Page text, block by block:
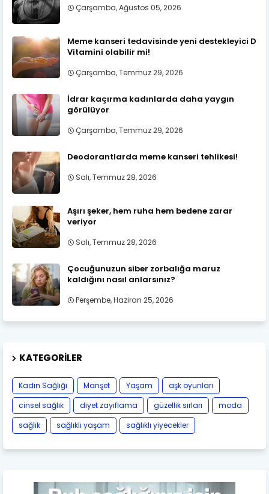
Çarşamba, Ağustos 05, 2026
Meme kanseri tedavisinde yeni destekleyici D
Vitamini olabilir mi!
Çarşamba, Temmuz 29, 2026
İdrar kaçırma kadınlarda daha yaygın
görülüyor
Çarşamba, Temmuz 29, 2026
Deodorantlarda meme kanseri tehlikesi!
Salı, Temmuz 28, 2026
Aşırı şeker, hem ruha hem bedene zarar
veriyor
Salı, Temmuz 28, 2026
Çocuğunuzun siber zorbalığa maruz
kaldığını nasıl anlarsınız?
Perşembe, Haziran 25, 2026
KATEGORILER
Kadın Sağlığı Manşet Yaşam
aşk oyunları
cinsel sağlık
diyet zayıflama güzellik sırları
moda
sağlık
sağlıklı yaşam sağlıklı yiyecekler